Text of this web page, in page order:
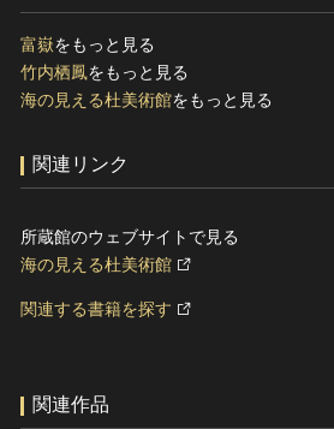
富嶽をもっと見る
竹内栖鳳をもっと見る
海の見える杜美術館をもっと見る
関連リンク
所蔵館のウェブサイトで見る
海の見える杜美術館
関連する書籍を探す
関連作品